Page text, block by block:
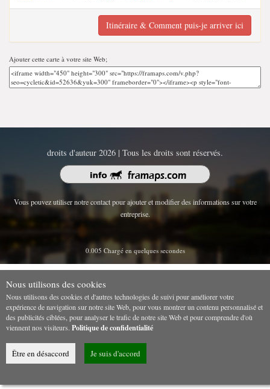
Itinéraire & Comment puis-je arriver ici
Ajouter cette carte à votre site Web;
droits d'auteur 2026 | Tous les droits sont réservés.
Vous pouvez utiliser notre contact pour ajouter et modifier des informations sur votre
entreprise.
0.005 Chargé en quelques secondes
Nous utilisons des cookies
Nous utilisons des cookies et d'autres technologies de suivi pour améliorer votre
expérience de navigation sur notre site Web, pour vous montrer un contenu personnalisé et
des publicités ciblées, pour analyser le trafic de notre site Web et pour comprendre d'où
viennent nos visiteurs. Politique de confidentialité
Être en désaccord Je suis d'accord